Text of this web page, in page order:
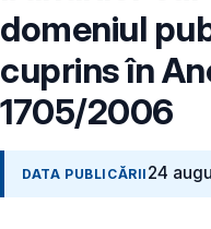
domeniul
cuprins în
1705/2006
DATA PUBLICĂRII 24